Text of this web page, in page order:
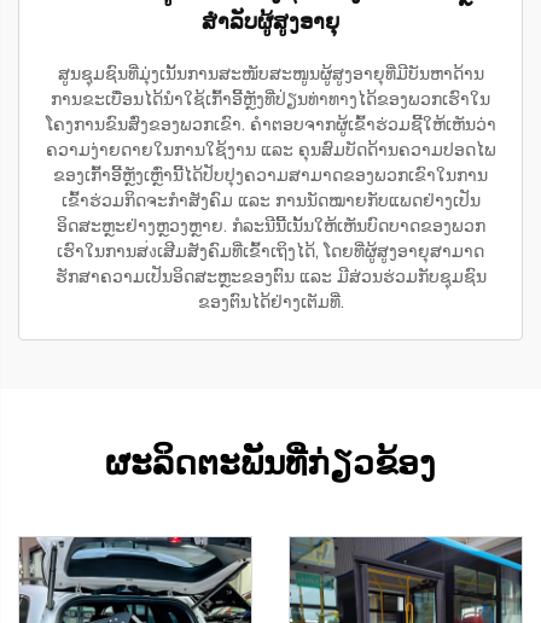
ສຳລັບຜູ້ສູງອາຍຸ
ສູນຊຸມຊົນທີ່ມຸ່ງເນັ້ນການສະໜັບສະໜູນຜູ້ສູງອາຍຸທີ່ມີບັນຫາດ້ານ
ການຂະເບື່ອນໄດ້ນຳໃຊ້ເກົ້າອີ້ຫຼັງທີ່ປ່ຽນທ່າທາງໄດ້ຂອງພວກເຮົາໃນ
ໂຄງການຂົນສົ່ງຂອງພວກເຂົາ. ຄຳຕອບຈາກຜູ້ເຂົ້າຮ່ວມຊີ້ໃຫ້ເຫັນວ່າ
ຄວາມງ່າຍດາຍໃນການໃຊ້ງານ ແລະ ຄຸນສົມບັດດ້ານຄວາມປອດໄພ
ຂອງເກົ້າອີ້ຫຼັງເຫຼົ່ານີ້ໄດ້ປັບປຸງຄວາມສາມາດຂອງພວກເຂົາໃນການ
ເຂົ້າຮ່ວມກິດຈະກຳສັງຄົມ ແລະ ການນັດໝາຍກັບແພດຢ່າງເປັນ
ອິດສະຫຼະຢ່າງຫຼວງຫຼາຍ. ກໍລະນີນີ້ເນັ້ນໃຫ້ເຫັນບົດບາດຂອງພວກ
ເຮົາໃນການສ่งເສີມສັງຄົມທີ່ເຂົ້າເຖິງໄດ້, ໂດຍທີ່ຜູ້ສູງອາຍຸສາມາດ
ຮັກສາຄວາມເປັນອິດສະຫຼະຂອງຕົນ ແລະ ມີສ່ວນຮ່ວມກັບຊຸມຊົນ
ຂອງຕົນໄດ້ຢ່າງເຕັມທີ່.
ຜະລິດຕະພັນທີ່ກ່ຽວຂ້ອງ